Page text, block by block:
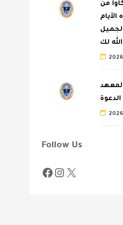
من
الأيام
Follow Us